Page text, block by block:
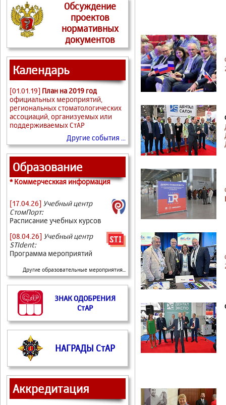
Обсуждение
проектов
нормативных
документов
Календарь
[01.01.19] План на 2019 год
официальных мероприятий,
региональных стоматологических
ассоциаций, организуемых или
поддерживаемых СтАР
Другие события ...
Образование
* Коммерческкая информация
[17.04.26] Учебный центр
СтомПорт:
Расписание учебных курсов
[08.04.26] Учебный центр
STIdent:
Программа мероприятий
Другие образовательные мероприятия...
ЗНАК ОДОБРЕНИЯ
СтАР
НАГРАДЫ СтАР
Аккредитация